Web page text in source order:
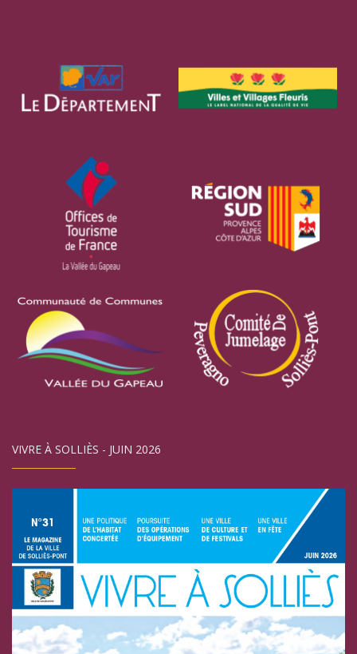
VIVRE À SOLLIÈS - JUIN 2026